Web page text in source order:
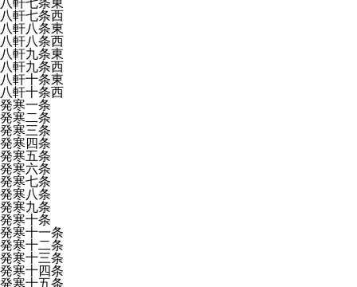
八軒七条東
八軒七条西
八軒八条東
八軒八条西
八軒九条東
八軒九条西
八軒十条東
八軒十条西
発寒一条
発寒二条
発寒三条
発寒四条
発寒五条
発寒六条
発寒七条
発寒八条
発寒九条
発寒十条
発寒十一条
発寒十二条
発寒十三条
発寒十四条
発寒十五条